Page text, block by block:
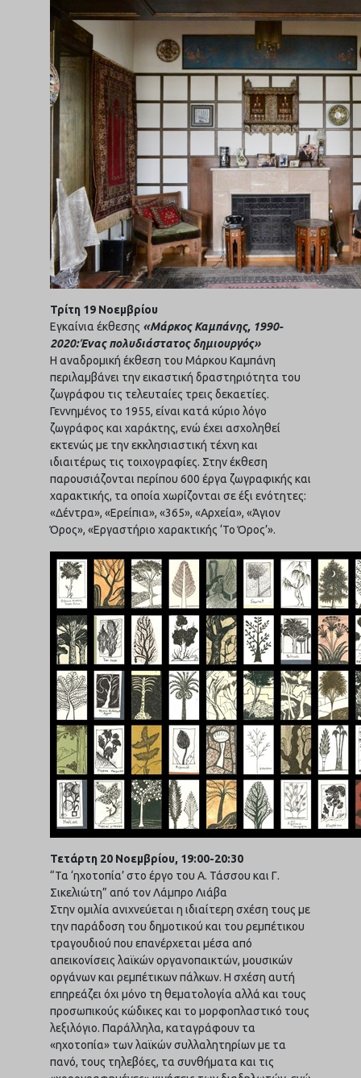
Τρίτη 19 Νοεμβρίου
Εγκαίνια έκθεσης «Μάρκος Καμπάνης, 1990-
2020:Ένας πολυδιάστατος δημιουργός»
Η αναδρομική έκθεση του Μάρκου Καμπάνη
περιλαμβάνει την εικαστική δραστηριότητα του
ζωγράφου τις τελευταίες τρεις δεκαετίες.
Γεννημένος το 1955, είναι κατά κύριο λόγο
ζωγράφος και χαράκτης, ενώ έχει ασχοληθεί
εκτενώς με την εκκλησιαστική τέχνη και
ιδιαιτέρως τις τοιχογραφίες. Στην έκθεση
παρουσιάζονται περίπου 600 έργα ζωγραφικής και
χαρακτικής, τα οποία χωρίζονται σε έξι ενότητες:
«Δέντρα», «Ερείπια», «365», «Αρχεία», «Άγιον
Όρος», «Εργαστήριο χαρακτικής ‘Το Όρος’».
Τετάρτη 20 Νοεμβρίου, 19:00-20:30
“Τα ‘ηχοτοπία’ στο έργο του Α. Τάσσου και Γ.
Σικελιώτη” από τον Λάμπρο Λιάβα
Στην ομιλία ανιχνεύεται η ιδιαίτερη σχέση τους με
την παράδοση του δημοτικού και του ρεμπέτικου
τραγουδιού που επανέρχεται μέσα από
απεικονίσεις λαϊκών οργανοπαικτών, μουσικών
οργάνων και ρεμπέτικων πάλκων. Η σχέση αυτή
επηρεάζει όχι μόνο τη θεματολογία αλλά και τους
προσωπικούς κώδικες και το μορφοπλαστικό τους
λεξιλόγιο. Παράλληλα, καταγράφουν τα
«ηχοτοπία» των λαϊκών συλλαλητηρίων με τα
πανό, τους τηλεβόες, τα συνθήματα και τις